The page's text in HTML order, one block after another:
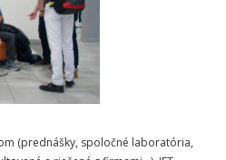
(prednášky, spoločné laboratória,